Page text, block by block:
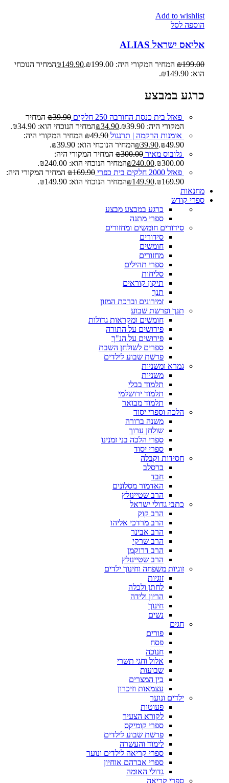
Add to wishlist
הוספה לסל
אליאס ישראל ALIAS
₪199.00 המחיר המקורי היה: ₪199.00. ₪149.90
המחיר הנוכחי
הוא: ₪149.90.
כרגע במבצע
פאזל בית כנסת החורבה 250 חלקים ₪39.90
המחיר
המקורי היה: ₪39.90.
₪34.90
המחיר הנוכחי הוא: ₪34.90.
אומנות הרקמה | תרנגול
₪49.90
המחיר המקורי היה:
₪49.90.
₪39.90
המחיר הנוכחי הוא: ₪39.90.
גלובוס מאיר
₪300.00
המחיר המקורי היה:
₪300.00.
₪240.00
המחיר הנוכחי הוא: ₪240.00.
פאזל 2000 חלקים בית כפרי
₪169.90
המחיר המקורי היה:
₪169.90.
₪149.90
המחיר הנוכחי הוא: ₪149.90.
מחנאות
ספרי קודש
כרגע במבצע מבצע
ספרי מתנה
סידורים חומשים ומחזורים
סידורים
חומשים
מחזורים
ספרי תהילים
סליחות
תיקון קוראים
תנך
זמירונים וברכת המזון
תנך ופרשת שבוע
חומשים ומקראות גדולות
פירושים על התורה
פירושים על הנ"ך
ספרים לשולחן השבת
פרשת שבוע לילדים
גמרא ומשניות
משניות
תלמוד בבלי
תלמוד ירושלמי
תלמוד מבואר
הלכה וספרי יסוד
משנה ברורה
שולחן ערוך
ספרי הלכה בני זמנינו
ספרי יסוד
חסידות וקבלה
ברסלב
חבד
האדמור מסלונים
הרב שטיינזלץ
כתבי גדולי ישראל
הרב קוק
הרב מרדכי אליהו
הרב אבינר
הרב שרקי
הרב דרוקמן
הרב שטיינזלץ
זוגיות משפחה וחינוך ילדים
זוגיות
לחתן ולכלה
הריון ולידה
חינוך
נשים
חגים
פורים
פסח
חנוכה
אלול וחגי תשרי
שבועות
בין המצרים
עצמאות וזיכרון
ילדים ונוער
פעוטות
לקורא הצעיר
ספרי קומיקס
פרשת שבוע לילדים
לימוד והעשרה
ספרי קריאה לילדים ונוער
ספרי אברהם אוחיון
גדולי האומה
ספרי קריאה